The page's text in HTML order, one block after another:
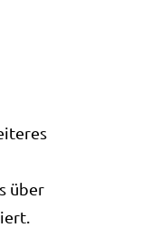
über